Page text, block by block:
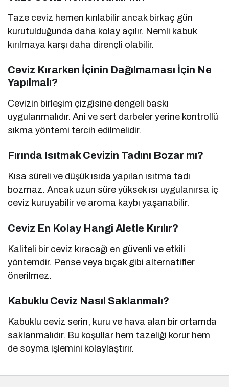
Taze ceviz hemen kırılabilir ancak birkaç gün
kurutulduğunda daha kolay açılır. Nemli kabuk
kırılmaya karşı daha dirençli olabilir.
Ceviz Kırarken İçinin Dağılmaması İçin Ne
Yapılmalı?
Cevizin birleşim çizgisine dengeli baskı
uygulanmalıdır. Ani ve sert darbeler yerine kontrollü
sıkma yöntemi tercih edilmelidir.
Fırında Isıtmak Cevizin Tadını Bozar mı?
Kısa süreli ve düşük ısıda yapılan ısıtma tadı
bozmaz. Ancak uzun süre yüksek ısı uygulanırsa iç
ceviz kuruyabilir ve aroma kaybı yaşanabilir.
Ceviz En Kolay Hangi Aletle Kırılır?
Kaliteli bir ceviz kıracağı en güvenli ve etkili
yöntemdir. Pense veya bıçak gibi alternatifler
önerilmez.
Kabuklu Ceviz Nasıl Saklanmalı?
Kabuklu ceviz serin, kuru ve hava alan bir ortamda
saklanmalıdır. Bu koşullar hem tazeliği korur hem
de soyma işlemini kolaylaştırır.